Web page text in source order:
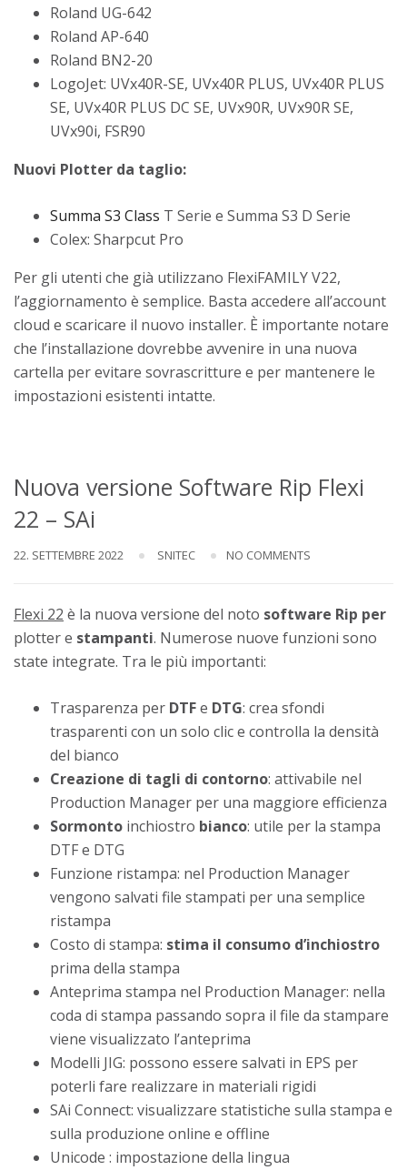
Roland UG-642
Roland AP-640
Roland BN2-20
LogoJet: UVx40R-SE, UVx40R PLUS, UVx40R PLUS
SE, UVx40R PLUS DC SE, UVx90R, UVx90R SE,
UVx90i, FSR90
Nuovi Plotter da taglio:
Summa S3 Class T Serie e Summa S3 D Serie
Colex: Sharpcut Pro
Per gli utenti che già utilizzano FlexiFAMILY V22,
l’aggiornamento è semplice. Basta accedere all’account
cloud e scaricare il nuovo installer. È importante notare
che l’installazione dovrebbe avvenire in una nuova
cartella per evitare sovrascritture e per mantenere le
impostazioni esistenti intatte.
Nuova versione Software Rip Flexi
22 – SAi
22. SETTEMBRE 2022 SNITEC NO COMMENTS
Flexi 22 è la nuova versione del noto software Rip per
plotter e stampanti. Numerose nuove funzioni sono
state integrate. Tra le più importanti:
Trasparenza per DTFe DTG: crea sfondi
trasparenti con un solo clic e controlla la densità
del bianco
Creazione di tagli di contorno: attivabile nel
Production Manager per una maggiore efficienza
Sormonto inchiostro bianco: utile per la stampa
DTF e DTG
Funzione ristampa: nel Production Manager
vengono salvati file stampati per una semplice
ristampa
Costo di stampa: stima il consumo d’inchiostro
prima della stampa
Anteprima stampa nel Production Manager: nella
coda di stampa passando sopra il file da stampare
viene visualizzato l’anteprima
Modelli JIG: possono essere salvati in EPS per
poterli fare realizzare in materiali rigidi
SAi Connect: visualizzare statistiche sulla stampa e
sulla produzione online e offline
Unicode : impostazione della lingua